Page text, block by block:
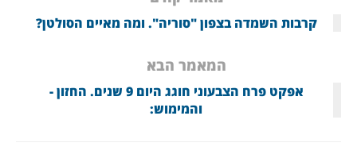
קרבות השמדה בצפון "סוריה". ומה מאיים הסולטן?
המאמר הבא
אפקט פרח הצבעוני חוגג היום 9 שנים. החזון -
והמימוש: